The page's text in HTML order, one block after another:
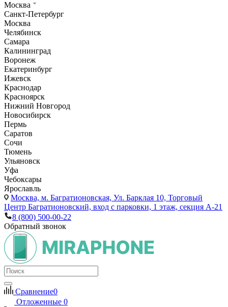
Москва
Санкт-Петербург
Москва
Челябинск
Самара
Калининград
Воронеж
Екатеринбург
Ижевск
Краснодар
Красноярск
Нижний Новгород
Новосибирск
Пермь
Саратов
Сочи
Тюмень
Ульяновск
Уфа
Чебоксары
Ярославль
Москва, м. Багратионовская, Ул. Барклая 10, Торговый
Центр Багратионовский, вход с парковки, 1 этаж, секция А-21
8 (800) 500-00-22
Обратный звонок
Сравнение0
Отложенные 0